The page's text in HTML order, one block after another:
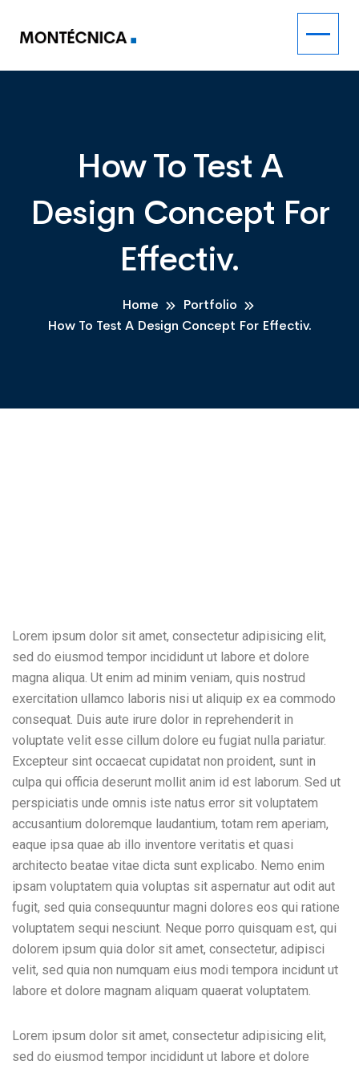
How To Test A
Design Concept For
Effectiv.
Home
Portfolio
How To Test A Design Concept For Effectiv.
Lorem ipsum dolor sit amet, consectetur adipisicing elit,
sed do eiusmod tempor incididunt ut labore et dolore
magna aliqua. Ut enim ad minim veniam, quis nostrud
exercitation ullamco laboris nisi ut aliquip ex ea commodo
consequat. Duis aute irure dolor in reprehenderit in
voluptate velit esse cillum dolore eu fugiat nulla pariatur.
Excepteur sint occaecat cupidatat non proident, sunt in
culpa qui officia deserunt mollit anim id est laborum. Sed ut
perspiciatis unde omnis iste natus error sit voluptatem
accusantium doloremque laudantium, totam rem aperiam,
eaque ipsa quae ab illo inventore veritatis et quasi
architecto beatae vitae dicta sunt explicabo. Nemo enim
ipsam voluptatem quia voluptas sit aspernatur aut odit aut
fugit, sed quia consequuntur magni dolores eos qui ratione
voluptatem sequi nesciunt. Neque porro quisquam est, qui
dolorem ipsum quia dolor sit amet, consectetur, adipisci
velit, sed quia non numquam eius modi tempora incidunt ut
labore et dolore magnam aliquam quaerat voluptatem.
Lorem ipsum dolor sit amet, consectetur adipisicing elit,
sed do eiusmod tempor incididunt ut labore et dolore